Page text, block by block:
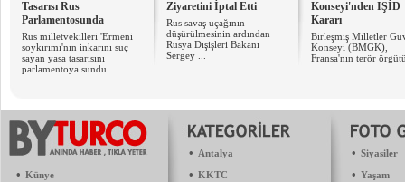
Tasarısı Rus
Parlamentosunda
Rus milletvekilleri 'Ermeni
soykırımı'nın inkarını suç
sayan yasa tasarısını
parlamentoya sundu
Ziyaretini İptal Etti
Rus savaş uçağının
düşürülmesinin ardından
Rusya Dışişleri Bakanı
Sergey ...
Konseyi'nden IŞİD
Kararı
Birleşmiş Milletler
Konseyi (BMGK),
Fransa'nın terör
• Künye
• Antalya
• KKTC
• Siyasiler
• Yaşam